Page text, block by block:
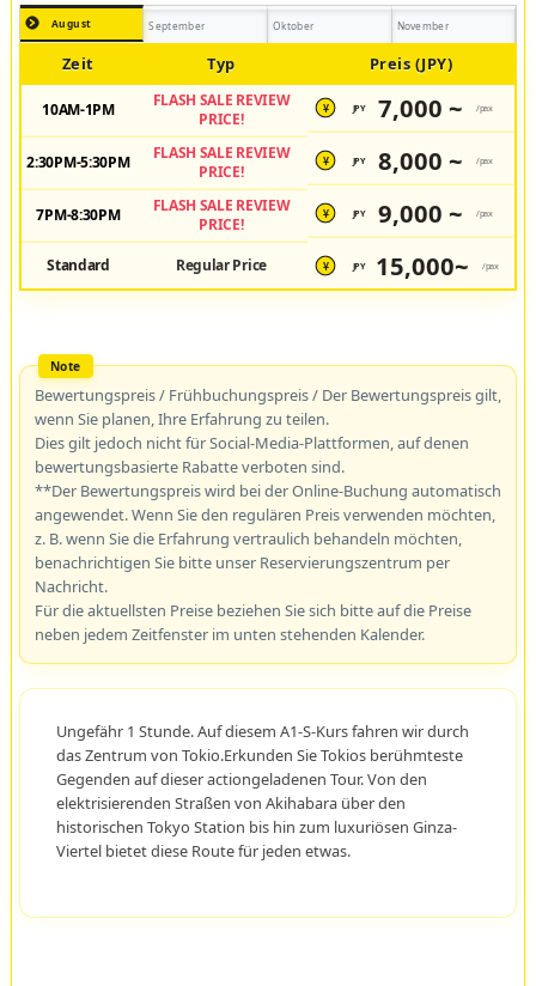
August September Oktober November
Zeit Typ Preis (JPY)
10AM-1PM
FLASH SALE REVIEW
PRICE!
¥ JPY 7,000 ~ /pax
2:30PM-5:30PM
FLASH SALE REVIEW
PRICE!
¥ JPY 8,000 ~ /pax
7PM-8:30PM
FLASH SALE REVIEW
PRICE!
¥ JPY 9,000 ~ /pax
Standard Regular Price ¥ JPY 15,000~ /pax
Bewertungspreis / Frühbuchungspreis / Der Bewertungspreis gilt,
wenn Sie planen, Ihre Erfahrung zu teilen.
Dies gilt jedoch nicht für Social-Media-Plattformen, auf denen
bewertungsbasierte Rabatte verboten sind.
**Der Bewertungspreis wird bei der Online-Buchung automatisch
angewendet. Wenn Sie den regulären Preis verwenden möchten,
z. B. wenn Sie die Erfahrung vertraulich behandeln möchten,
benachrichtigen Sie bitte unser Reservierungszentrum per
Nachricht.
Für die aktuellsten Preise beziehen Sie sich bitte auf die Preise
neben jedem Zeitfenster im unten stehenden Kalender.
Ungefähr 1 Stunde. Auf diesem A1-S-Kurs fahren wir durch
das Zentrum von Tokio.Erkunden Sie Tokios berühmteste
Gegenden auf dieser actiongeladenen Tour. Von den
elektrisierenden Straßen von Akihabara über den
historischen Tokyo Station bis hin zum luxuriösen Ginza-
Viertel bietet diese Route für jeden etwas.